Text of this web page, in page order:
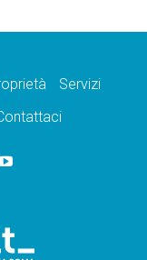
Servizi